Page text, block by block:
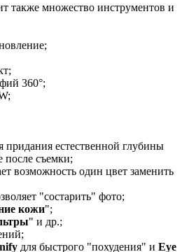
также множество инструментов и
360°;
придания естественной глубины
после съемки;
возможность один цвет заменить
"состарить" фото;
кожи";
" и др.;
для быстрого "похудения" и Eye